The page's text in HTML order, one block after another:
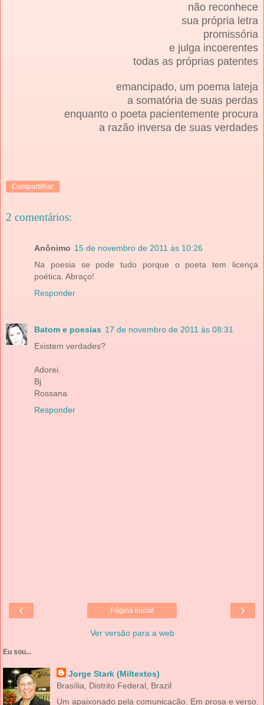
não reconhece
sua própria letra
promissória
e julga incoerentes
todas as próprias patentes
emancipado, um poema lateja
a somatória de suas perdas
enquanto o poeta pacientemente procura
a razão inversa de suas verdades
Compartilhar
2 comentários:
Anônimo 15 de novembro de 2011 às 10:26
Na poesia se pode tudo porque o poeta tem licença
poética. Abraço!
Responder
Batom e poesias 17 de novembro de 2011 às 08:31
Existem verdades?
Adorei.
Bj
Rossana
Responder
‹ ›
Página inicial
Ver versão para a web
Eu sou...
Jorge Stark (Miltextos)
Brasília, Distrito Federal, Brazil
Um apaixonado pela comunicação. Em prosa e verso.